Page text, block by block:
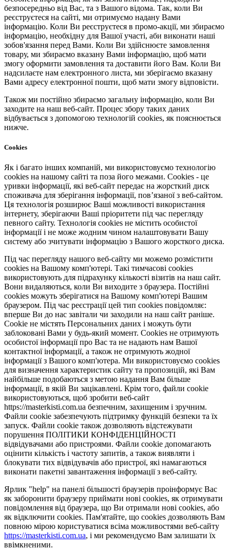
безпосередньо від Вас, та з Вашого відома. Так, коли Ви
реєструєтеся на сайті, ми отримуємо надану Вами
інформацію. Коли Ви реєструєтеся в промо-акції, ми збираємо
інформацію, необхідну для Вашої участі, аби виконати наші
зобов'язання перед Вами. Коли Ви здійснюєте замовлення
товару, ми збираємо вказану Вами інформацію, щоб мати
змогу оформити замовлення та доставити його Вам. Коли Ви
надсилаєте нам електронного листа, ми зберігаємо вказану
Вами адресу електронної пошти, щоб мати змогу відповісти.
Також ми постійно збираємо загальну інформацію, коли Ви
заходите на наш веб-сайт. Процес збору таких даних
відбувається з допомогою технологій cookies, як пояснюється
нижче.
Cookies
Як і багато інших компаній, ми використовуємо технологію
cookies на нашому сайті та поза його межами. Cookies - це
уривки інформації, які веб-сайт передає на жорсткий диск
споживача для зберігання інформації, пов’язаної з веб-сайтом.
Ця технологія розширює Ваші можливості використання
інтернету, зберігаючи Ваші пріоритети під час перегляду
певного сайту. Технологія cookies не містить особистої
інформації і не може жодним чином налаштовувати Вашу
систему або зчитувати інформацію з Вашого жорсткого диска.
Під час перегляду нашого веб-сайту ми можемо розмістити
cookies на Вашому комп'ютері. Такі тимчасові cookies
використовують для підрахунку кількості візитів на наш сайт.
Вони видаляються, коли Ви виходите з браузера. Постійні
cookies можуть зберігатися на Вашому комп'ютері Вашим
браузером. Під час реєстрації цей тип cookies повідомляє:
вперше Ви до нас завітали чи заходили на наш сайт раніше.
Cookie не містять Персональних даних і можуть бути
заблоковані Вами у будь-який момент. Сookies не отримують
особистої інформації про Вас та не надають нам Вашої
контактної інформації, а також не отримують жодної
інформації з Вашого комп'ютера. Ми використовуємо cookies
для визначення характеристик сайту та пропозицій, які Вам
найбільше подобаються з метою надання Вам більше
інформації, в якій Ви зацікавлені. Крім того, файли cookie
використовуються, щоб зробити веб-сайт
https://masterkisti.com.ua безпечним, захищеним і зручним.
Файли cookie забезпечують підтримку функцій безпеки та їх
запуск. Файли cookie також дозволяють відстежувати
порушення ПОЛІТИКИ КОНФІДЕНЦІЙНОСТІ
відвідувачами або пристроями. Файли cookie допомагають
оцінити кількість і частоту запитів, а також виявляти і
блокувати тих відвідувачів або пристрої, які намагаються
виконати пакетні завантаження інформації з веб-сайту.
Ярлик "help" на панелі більшості браузерів проінформує Вас
як заборонити браузеру приймати нові cookies, як отримувати
повідомлення від браузера, що Ви отримали нові cookies, або
як відключити cookies. Пам'ятайте, що cookies дозволяють Вам
повною мірою користуватися всіма можливостями веб-сайту
https://masterkisti.com.ua, і ми рекомендуємо Вам залишати їх
ввімкненими.